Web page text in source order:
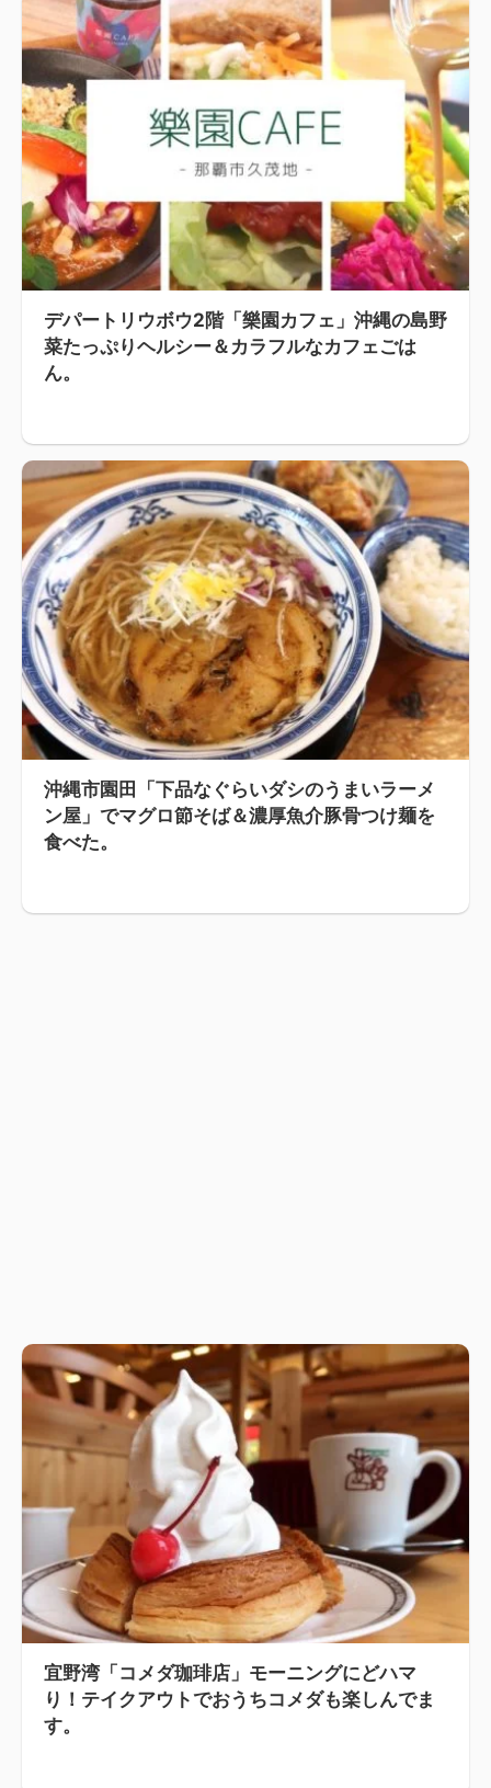
デパートリウボウ2階「樂園カフェ」沖縄の島野
菜たっぷりヘルシー＆カラフルなカフェごは
ん。
沖縄市園田「下品なぐらいダシのうまいラーメ
ン屋」でマグロ節そば＆濃厚魚介豚骨つけ麺を
食べた。
宜野湾「コメダ珈琲店」モーニングにどハマ
り！テイクアウトでおうちコメダも楽しんでま
す。